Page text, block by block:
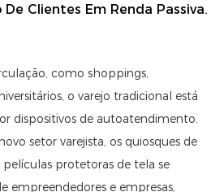
Clientes Em Renda Passiva.
como shoppings,
o varejo tradicional está
dispositivos de autoatendimento.
setor varejista, os quiosques de
protetoras de tela se
empreendedores e empresas,